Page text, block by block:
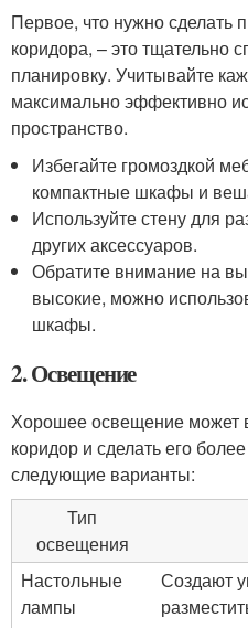
Первое, что нужно сделать
коридора, – это тщательно
планировку. Учитывайте
максимально эффективно
пространство.
Избегайте громоздкой
компактные шкафы и
Используйте стену для
других аксессуаров.
Обратите внимание на
высокие, можно
шкафы.
2. Освещение
Хорошее освещение может
коридор и сделать его
следующие варианты:
Тип
освещения
Настольные
лампы
Создают